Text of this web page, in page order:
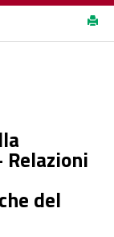
delle
Relazioni
del